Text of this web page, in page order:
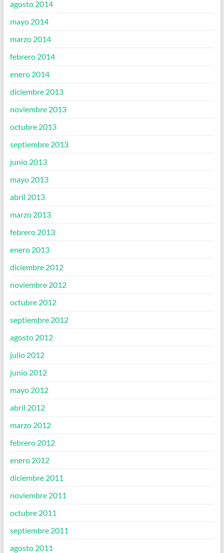
agosto 2014
mayo 2014
marzo 2014
febrero 2014
enero 2014
diciembre 2013
noviembre 2013
octubre 2013
septiembre 2013
junio 2013
mayo 2013
abril 2013
marzo 2013
febrero 2013
enero 2013
diciembre 2012
noviembre 2012
octubre 2012
septiembre 2012
agosto 2012
julio 2012
junio 2012
mayo 2012
abril 2012
marzo 2012
febrero 2012
enero 2012
diciembre 2011
noviembre 2011
octubre 2011
septiembre 2011
agosto 2011